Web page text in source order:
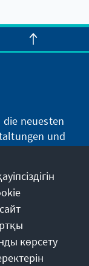
die neuesten
und
Sie immer
көрсету